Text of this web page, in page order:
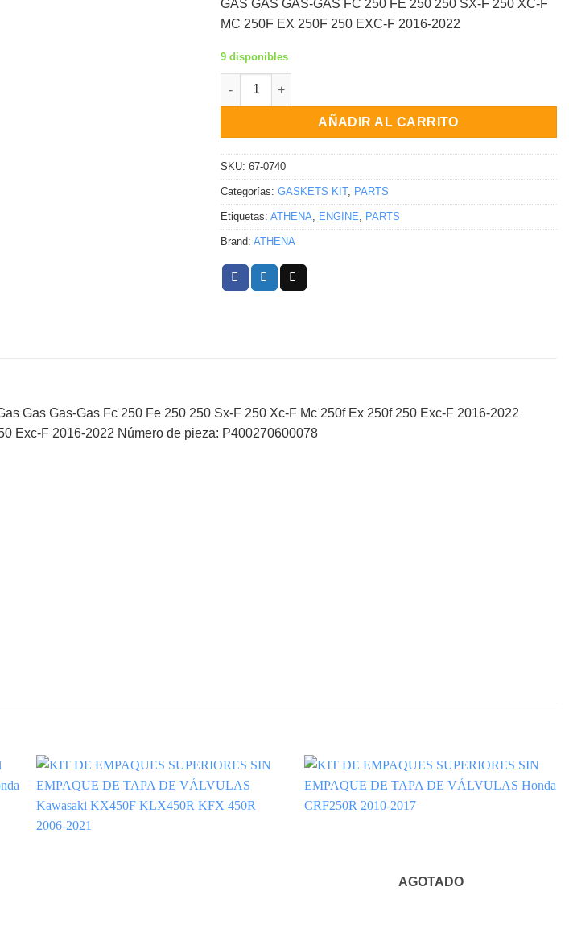
GAS GAS GAS-GAS FC 250 FE 250 250 SX-F 250 XC-F
MC 250F EX 250F 250 EXC-F 2016-2022
9 disponibles
KIT DE EMPAQUES SUPERIORES SIN EMPAQUE DE
AÑADIR AL CARRITO
SKU: 67-0740
Categorías: GASKETS KIT, PARTS
Etiquetas: ATHENA, ENGINE, PARTS
Brand: ATHENA
Gas Gas-Gas Fc 250 Fe 250 250 Sx-F 250 Xc-F Mc 250f Ex 250f 250 Exc-F 2016-2022
Exc-F 2016-2022 Número de pieza: P400270600078
AGOTADO